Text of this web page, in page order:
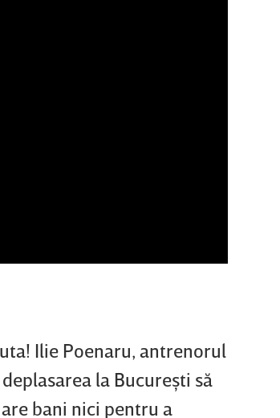
Ilie Poenaru, antrenorul
la Bucureşti să
bani nici pentru a